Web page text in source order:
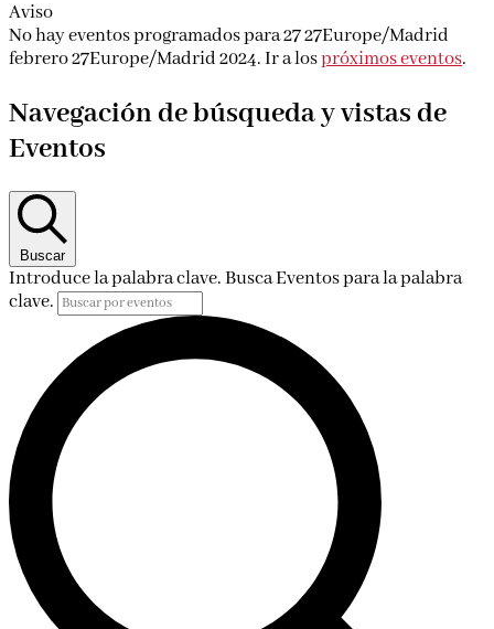
Aviso
No hay eventos programados para 27 27Europe/Madrid
febrero 27Europe/Madrid 2024. Ir a lospróximos eventos.
Navegación de búsqueda y vistas de
Eventos
Buscar
Introduce la palabra clave. Busca Eventos para la palabra
clave.